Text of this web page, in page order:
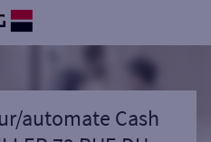
automate Cash